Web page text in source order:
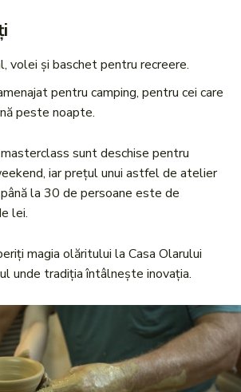
volei și baschet pentru recreere.
pentru camping, pentru cei care
peste noapte.
sunt deschise pentru
iar prețul unui astfel de atelier
la 30 de persoane este de
lei.
magia olăritului la Casa Olarului
unde tradiția întâlnește inovația.